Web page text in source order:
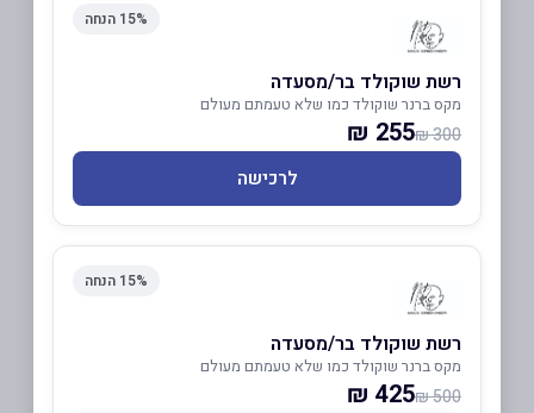
15% הנחה
רשת שוקולד בר/מסעדה
מקס ברנר שוקולד כמו שלא טעמתם מעולם
300 ₪
255 ₪
לרכישה
15% הנחה
רשת שוקולד בר/מסעדה
מקס ברנר שוקולד כמו שלא טעמתם מעולם
500 ₪
425 ₪